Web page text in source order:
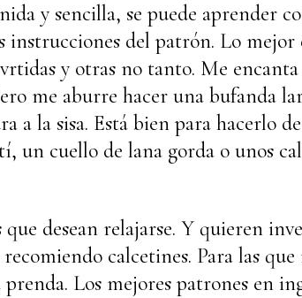
y sencilla, se puede aprender
instrucciones del patrón. Lo
y otras no tanto. Me
me aburre hacer una bufanda
a la sisa. Está bien para hacerlo
un cuello de lana gorda o unos
que desean relajarse. Y quieren
calcetines. Para las
Los mejores patrones en